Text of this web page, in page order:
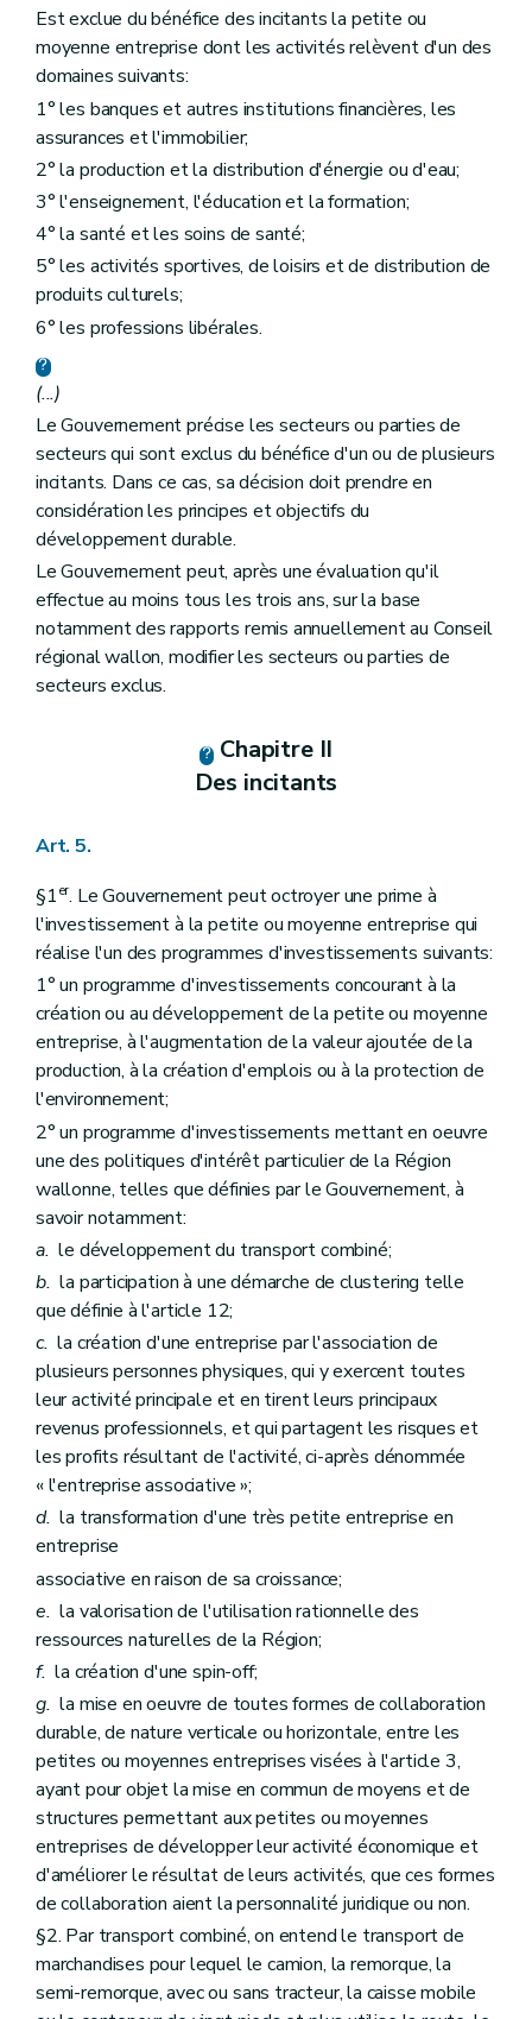
Est exclue du bénéfice des incitants la petite ou
moyenne entreprise dont les activités relèvent d'un des
domaines suivants:
1° les banques et autres institutions financières, les
assurances et l'immobilier;
2° la production et la distribution d'énergie ou d'eau;
3° l'enseignement, l'éducation et la formation;
4° la santé et les soins de santé;
5° les activités sportives, de loisirs et de distribution de
produits culturels;
6° les professions libérales.
(...)
Le Gouvernement précise les secteurs ou parties de
secteurs qui sont exclus du bénéfice d'un ou de plusieurs
incitants. Dans ce cas, sa décision doit prendre en
considération les principes et objectifs du
développement durable.
Le Gouvernement peut, après une évaluation qu'il
effectue au moins tous les trois ans, sur la base
notamment des rapports remis annuellement au Conseil
régional wallon, modifier les secteurs ou parties de
secteurs exclus.
Chapitre II
Des incitants
Art. 5.
§1er. Le Gouvernement peut octroyer une prime à
l'investissement à la petite ou moyenne entreprise qui
réalise l'un des programmes d'investissements suivants:
1° un programme d'investissements concourant à la
création ou au développement de la petite ou moyenne
entreprise, à l'augmentation de la valeur ajoutée de la
production, à la création d'emplois ou à la protection de
l'environnement;
2° un programme d'investissements mettant en oeuvre
une des politiques d'intérêt particulier de la Région
wallonne, telles que définies par le Gouvernement, à
savoir notamment:
a. le développement du transport combiné;
b. la participation à une démarche de clustering telle
que définie à l'article 12;
c. la création d'une entreprise par l'association de
plusieurs personnes physiques, qui y exercent toutes
leur activité principale et en tirent leurs principaux
revenus professionnels, et qui partagent les risques et
les profits résultant de l'activité, ci-après dénommée
« l'entreprise associative »;
d. la transformation d'une très petite entreprise en
entreprise
associative en raison de sa croissance;
e. la valorisation de l'utilisation rationnelle des
ressources naturelles de la Région;
f. la création d'une spin-off;
g. la mise en oeuvre de toutes formes de collaboration
durable, de nature verticale ou horizontale, entre les
petites ou moyennes entreprises visées à l'article 3,
ayant pour objet la mise en commun de moyens et de
structures permettant aux petites ou moyennes
entreprises de développer leur activité économique et
d'améliorer le résultat de leurs activités, que ces formes
de collaboration aient la personnalité juridique ou non.
§2. Par transport combiné, on entend le transport de
marchandises pour lequel le camion, la remorque, la
semi-remorque, avec ou sans tracteur, la caisse mobile